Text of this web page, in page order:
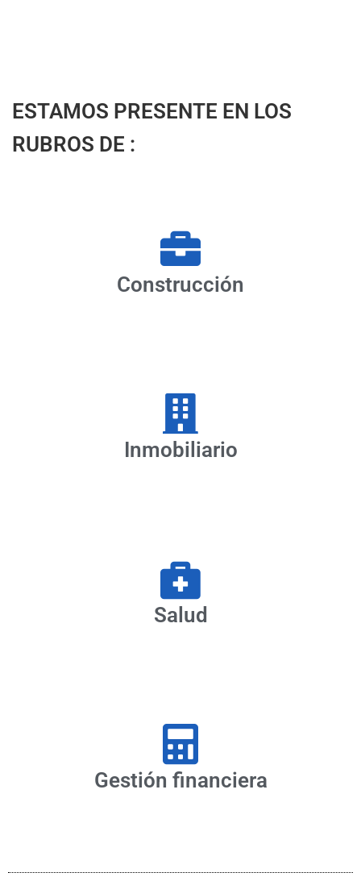
ESTAMOS PRESENTE EN LOS
RUBROS DE :
Construcción
Inmobiliario
Salud
Gestión financiera